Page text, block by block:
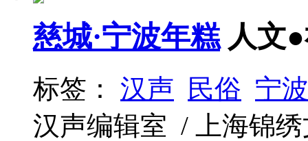
慈城·宁波年糕 人文
标签： 汉声 民俗 宁波
汉声编辑室 / 上海锦